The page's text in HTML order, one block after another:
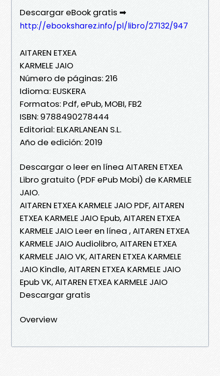
Descargar eBook gratis ➡
http://ebooksharez.info/pl/libro/27132/947
AITAREN ETXEA
KARMELE JAIO
Número de páginas: 216
Idioma: EUSKERA
Formatos: Pdf, ePub, MOBI, FB2
ISBN: 9788490278444
Editorial: ELKARLANEAN S.L.
Año de edición: 2019
Descargar o leer en línea AITAREN ETXEA
Libro gratuito (PDF ePub Mobi) de KARMELE
JAIO.
AITAREN ETXEA KARMELE JAIO PDF, AITAREN
ETXEA KARMELE JAIO Epub, AITAREN ETXEA
KARMELE JAIO Leer en línea , AITAREN ETXEA
KARMELE JAIO Audiolibro, AITAREN ETXEA
KARMELE JAIO VK, AITAREN ETXEA KARMELE
JAIO Kindle, AITAREN ETXEA KARMELE JAIO
Epub VK, AITAREN ETXEA KARMELE JAIO
Descargar gratis
Overview